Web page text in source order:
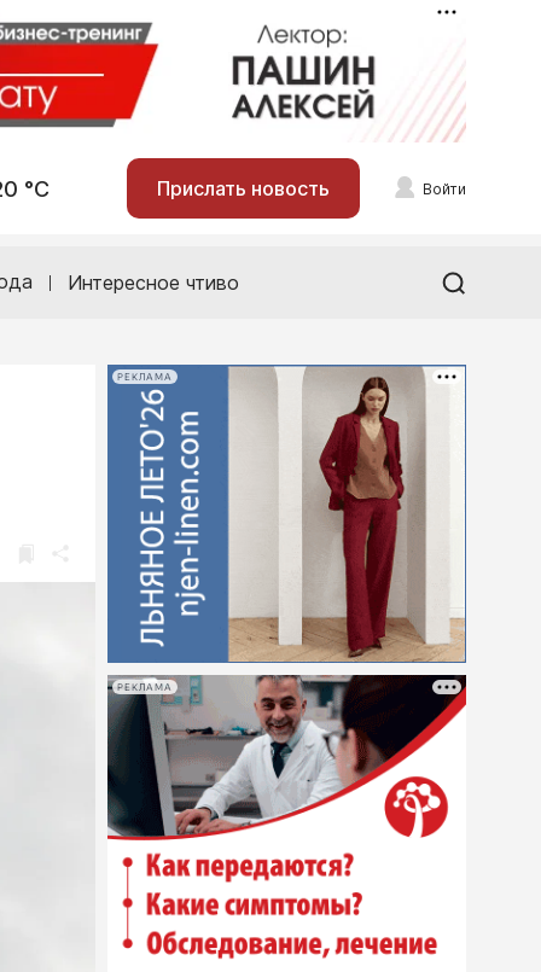
°С Прислать новость Войти
Интересное чтиво
РЕКЛАМА
РЕКЛАМА